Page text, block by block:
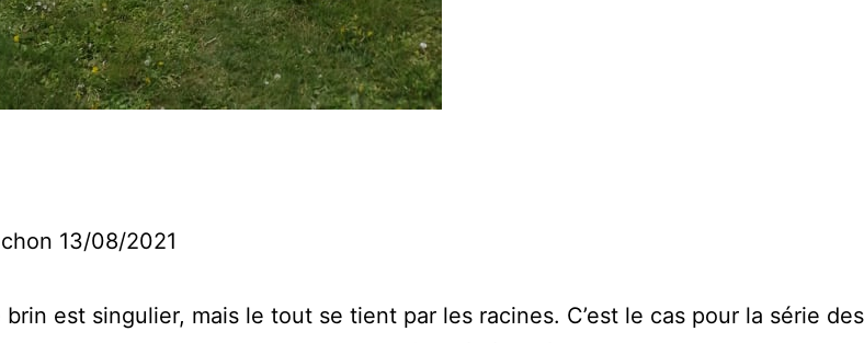
13/08/2021
est singulier, mais le tout se tient par les racines. C’est le cas pour la série des